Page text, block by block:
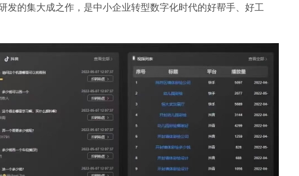
发的集大成之作，是中小企业转型数字化时代的好帮手、好工